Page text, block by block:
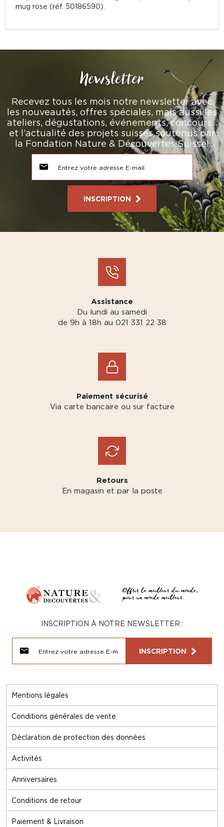
mug rose (réf. 50186590).
Newsletter
Recevez tous les mois notre newsletter avec
les nouveautés, offres spéciales, mais aussi les
ateliers, dégustations, événements, concours…
et l’actualité des projets suisses soutenus par
la Fondation Nature & Découvertes Suisse!
INSCRIPTION
Assistance
Du lundi au samedi
de 9h à 18h au 021 331 22 38
Paiement sécurisé
Via carte bancaire ou sur facture
Retours
En magasin et par la poste
Mentions légales
Conditions générales de vente
Déclaration de protection des données
Activités
Anniversaires
Conditions de retour
Paiement & Livraison
INSCRIPTION À NOTRE NEWSLETTER :
INSCRIPTION